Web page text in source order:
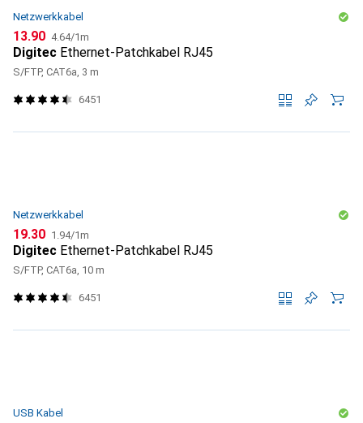
Netzwerkkabel
CHF
13.90 CHF
4.64/1m
Digitec Ethernet-Patchkabel RJ45
S/FTP, CAT6a, 3 m
6451
Netzwerkkabel
CHF
19.30 CHF
1.94/1m
Digitec Ethernet-Patchkabel RJ45
S/FTP, CAT6a, 10 m
6451
USB Kabel